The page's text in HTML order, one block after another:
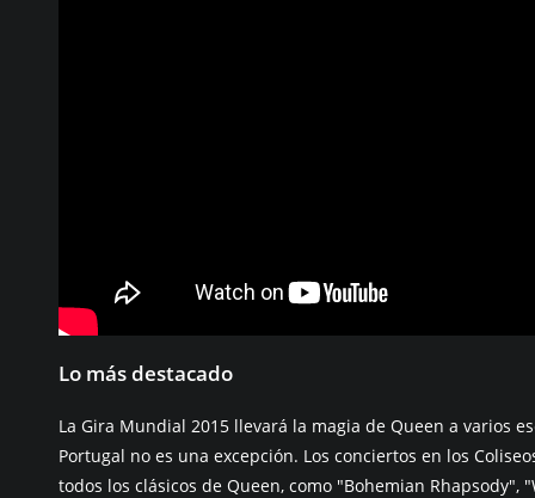
Lo más destacado
La Gira Mundial 2015 llevará la magia de Queen a varios
Portugal no es una excepción. Los conciertos en los
todos los clásicos de Queen, como "Bohemian Rhapsody",